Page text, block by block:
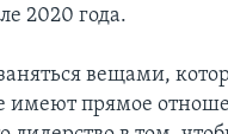
2020 года.
вещами,
имеют прямое